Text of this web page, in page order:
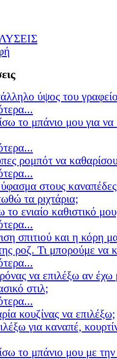
ύψος του
το μπάνιο μου για να
ρομπότ να
στους
τα ριχτάρια;
ενιαίο καθιστικό
σπιτιού και η κόρη
ροζ. Τι μπορούμε να
να επιλέξω αν έχω
στιλ;
κουζίνας να επιλέξω;
για καναπέ,
το μπάνιο μου με την